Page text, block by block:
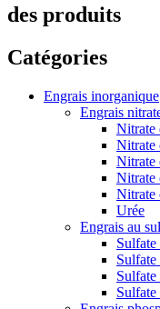
des produits
Catégories
Engrais inorganique
Engrais
Nitrate
Nitrate
Nitrate
Nitrate
Nitrate
Urée
Engrais au
Sulfate
Sulfate